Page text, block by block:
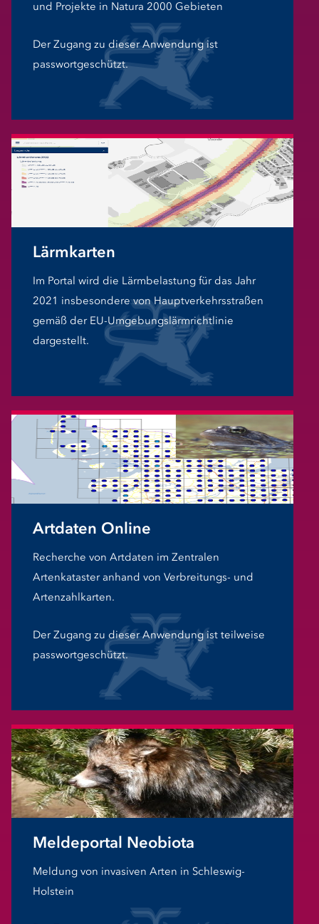
und Projekte in Natura 2000 Gebieten
Der Zugang zu dieser Anwendung ist
passwortgeschützt.
Lärmkarten
Im Portal wird die Lärmbelastung für das Jahr
2021 insbesondere von Hauptverkehrsstraßen
gemäß der EU-Umgebungslärmrichtlinie
dargestellt.
Artdaten Online
Recherche von Artdaten im Zentralen
Artenkataster anhand von Verbreitungs- und
Artenzahlkarten.
Der Zugang zu dieser Anwendung ist teilweise
passwortgeschützt.
Meldeportal Neobiota
Meldung von invasiven Arten in Schleswig-
Holstein